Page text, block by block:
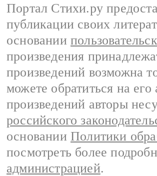
Портал Стихи.ру
публикации своих
основании
произведения
произведений возможна
можете обратиться на его
произведений авторы
российского
основании Политики
посмотреть более
администрацией.